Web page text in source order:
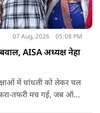
07 Aug, 2026 05:08 PM
AISA अध्यक्ष नेहा
में धांधली को लेकर चल
तफरी मच गई, जब ऑल